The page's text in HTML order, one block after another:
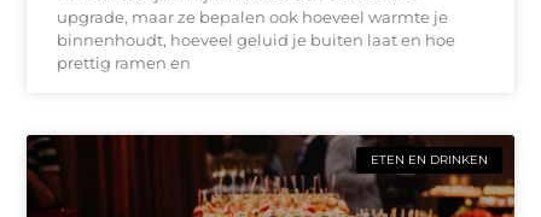
upgrade, maar ze bepalen ook hoeveel warmte je
binnenhoudt, hoeveel geluid je buiten laat en hoe
prettig ramen en
ETEN EN DRINKEN